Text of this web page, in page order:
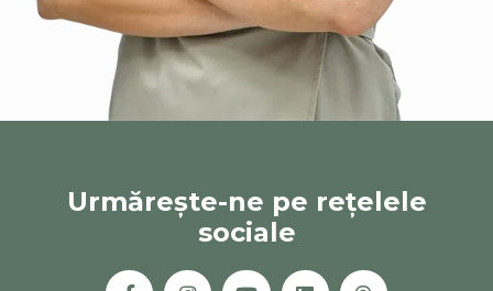
Urmărește-ne pe rețelele
sociale